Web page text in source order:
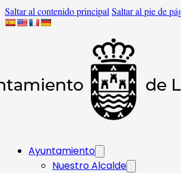
Saltar al contenido principal Saltar al pie de
Ayuntamiento
Nuestro Alcalde